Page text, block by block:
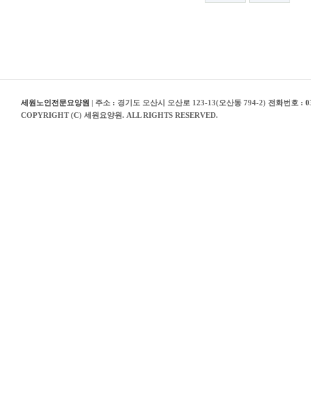
세원노인전문요양원 | 주소 : 경기도 오산시 오산로 123-13(오산동 794-2) 전화번호 :
COPYRIGHT (C) 세원요양원. ALL RIGHTS RESERVED.